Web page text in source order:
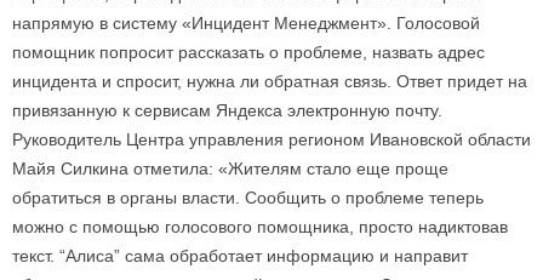
напрямую в систему «Инцидент Менеджмент». Голосовой
помощник попросит рассказать о проблеме, назвать адрес
инцидента и спросит, нужна ли обратная связь. Ответ придет на
привязанную к сервисам Яндекса электронную почту.
Руководитель Центра управления регионом Ивановской области
Майя Силкина отметила: «Жителям стало еще проще
обратиться в органы власти. Сообщить о проблеме теперь
можно с помощью голосового помощника, просто надиктовав
текст. “Алиса” сама обработает информацию и направит